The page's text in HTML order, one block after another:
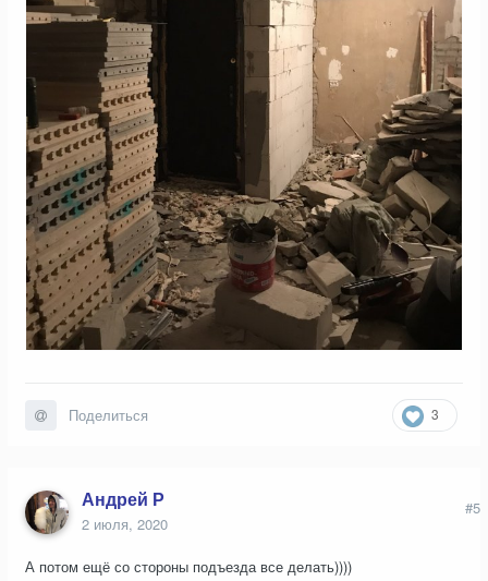
3
Поделиться
Андрей Р
2 июля, 2020
#5
А потом ещё со стороны подъезда все делать))))